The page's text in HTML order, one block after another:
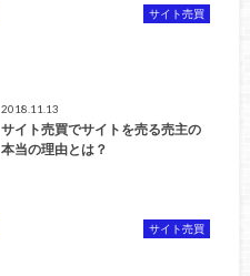
サイト売買
2018.11.13
サイト売買でサイトを売る売主の
本当の理由とは？
サイト売買